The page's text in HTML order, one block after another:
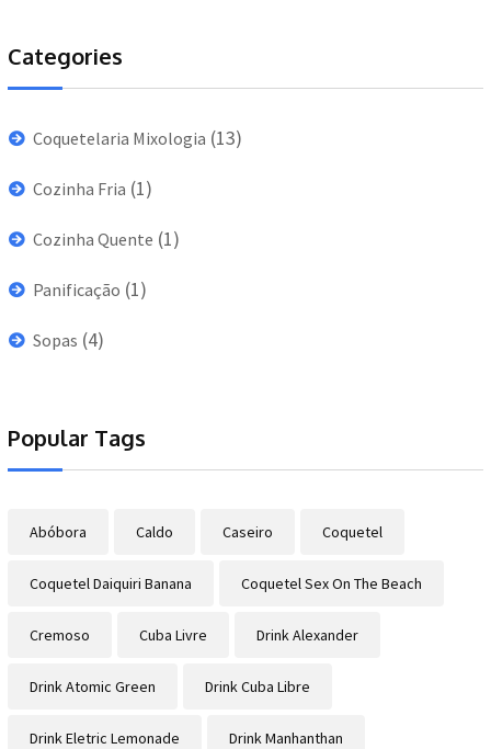
Categories
Coquetelaria Mixologia (13)
Cozinha Fria (1)
Cozinha Quente (1)
Panificação (1)
Sopas (4)
Popular Tags
Abóbora Caldo Caseiro Coquetel
Coquetel Daiquiri Banana Coquetel Sex On The Beach
Cremoso Cuba Livre Drink Alexander
Drink Atomic Green Drink Cuba Libre
Drink Eletric Lemonade Drink Manhanthan